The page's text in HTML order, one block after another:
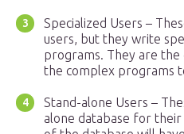
Specialized Users –
users, but they write
programs. They are
the complex programs
Stand-alone Users –
alone database for their